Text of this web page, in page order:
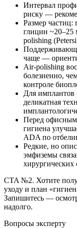
Интервал
риску —
Размер частиц:
глицин
polishing
чаще —
Air-polishing
болезненно,
контроле
Для
деликатная
Перед офисным
гигиена
ADA по
Редкие, но
эмфиземы
хирургических
CTA №2. Хотите
уходу и план
Запишитесь —
надолго.
Вопросы эксперту